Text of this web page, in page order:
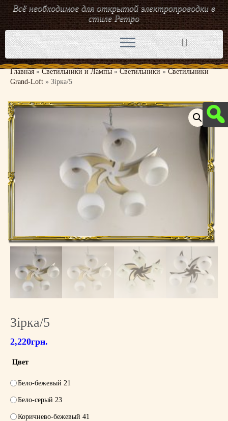
Перейти
к
содержимому
Всё необходимое для открытой электропроводки в
стиле Ретро
Главная » Светильники и Лампы » Светильники » Светильники
Grand-Loft » Зірка/5
Зірка/5
2,220грн.
Цвет
Бело-бежевый 21
Бело-серый 23
Коричнево-бежевый 41